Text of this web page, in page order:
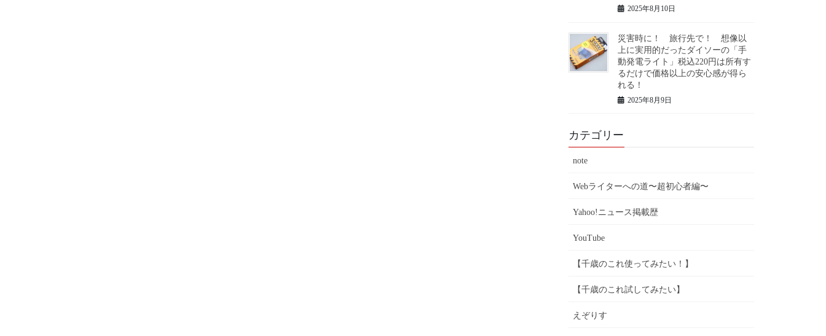
2025年8月10日
災害時に！ 旅行先で！ 想像以
上に実用的だったダイソーの「手
動発電ライト」税込220円は所有す
るだけで価格以上の安心感が得ら
れる！
2025年8月9日
カテゴリー
note
Webライターへの道〜超初心者編〜
Yahoo!ニュース掲載歴
YouTube
【千歳のこれ使ってみたい！】
【千歳のこれ試してみたい】
えぞりす